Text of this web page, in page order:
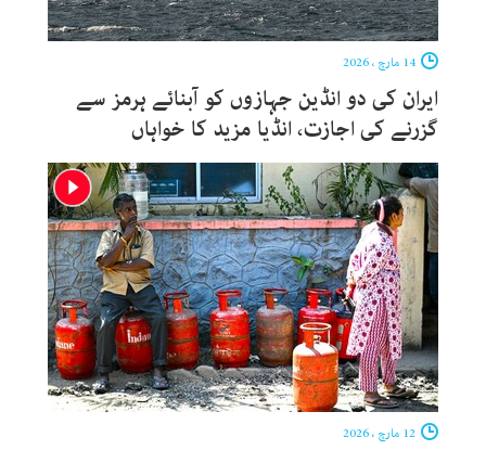
ایران کی دو انڈین جہازوں کو آبنائے ہرمز سے
گزرنے کی اجازت، انڈیا مزید کا خواہاں